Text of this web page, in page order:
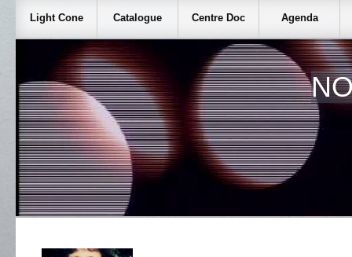
Light Cone Catalogue Centre Doc Agenda